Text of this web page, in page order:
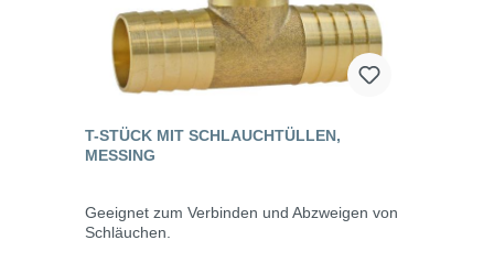
T-STÜCK MIT SCHLAUCHTÜLLEN,
MESSING
Geeignet zum Verbinden und Abzweigen von
Schläuchen.